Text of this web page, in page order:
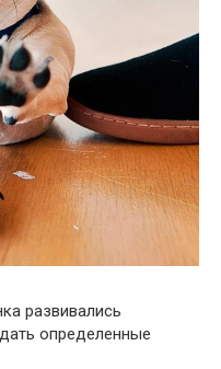
развивались
определенные